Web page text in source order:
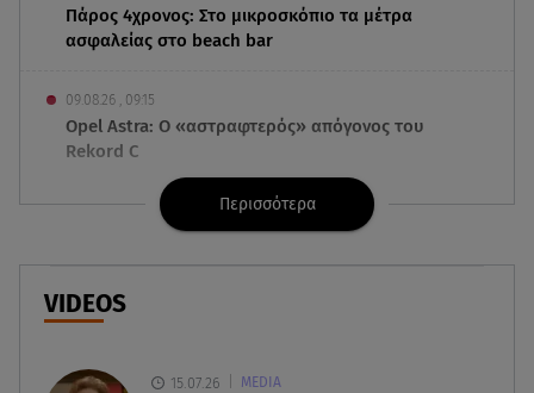
Πάρος 4χρονος: Στο μικροσκόπιο τα μέτρα
ασφαλείας στο beach bar
09.08.26 , 09:15
Opel Astra: Ο «αστραφτερός» απόγονος του
Rekord C
Γουίτνεϊ Χιούστον: Οι καταχρήσεις ο γάμος και η
κρυφή σχέση με τη βοηθό της
09.08.26 , 08:44
αστυνομικοί της ΔΙΑΣ
Περισσότερα
VIDEOS
15.07.26 MEDIA